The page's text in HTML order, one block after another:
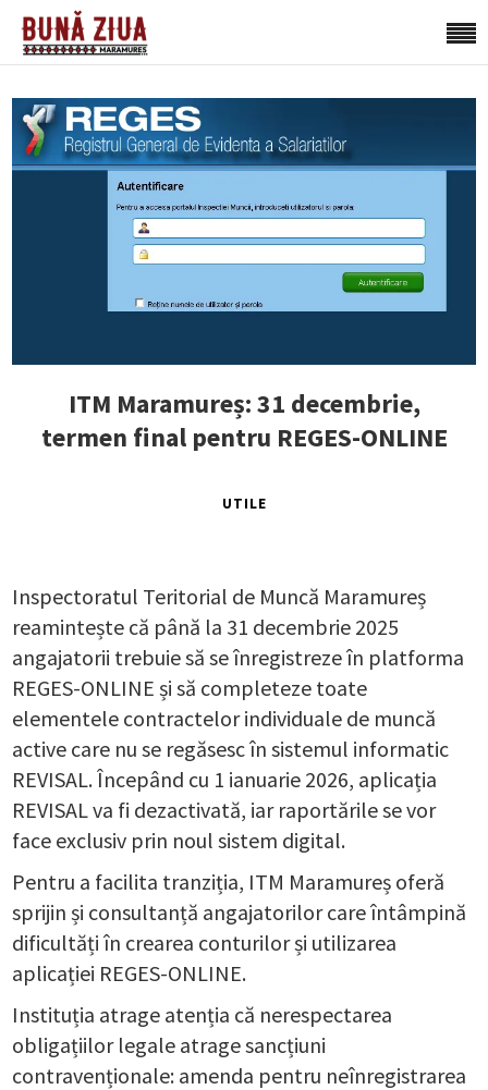
ITM Maramureș: 31 decembrie,
termen final pentru REGES-ONLINE
UTILE
Inspectoratul Teritorial de Muncă Maramureș
reamintește că până la 31 decembrie 2025
angajatorii trebuie să se înregistreze în platforma
REGES-ONLINE și să completeze toate
elementele contractelor individuale de muncă
active care nu se regăsesc în sistemul informatic
REVISAL. Începând cu 1 ianuarie 2026, aplicația
REVISAL va fi dezactivată, iar raportările se vor
face exclusiv prin noul sistem digital.
Pentru a facilita tranziția, ITM Maramureș oferă
sprijin și consultanță angajatorilor care întâmpină
dificultăți în crearea conturilor și utilizarea
aplicației REGES-ONLINE.
Instituția atrage atenția că nerespectarea
obligațiilor legale atrage sancțiuni
contravenționale: amenda pentru neînregistrarea